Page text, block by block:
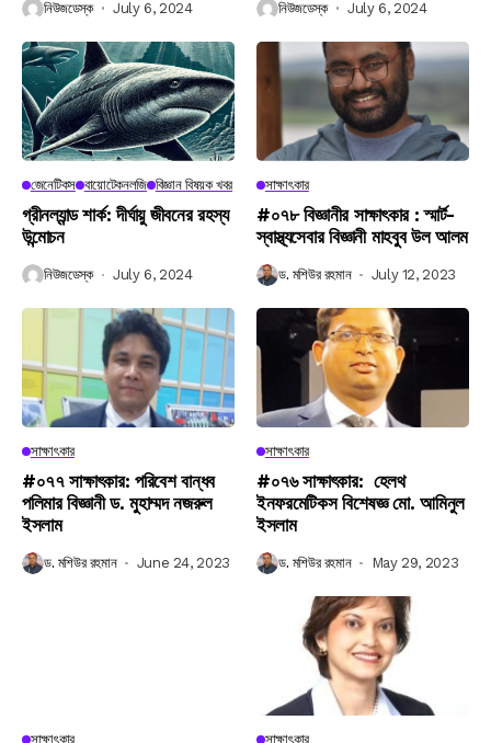
নিউজডেস্ক July 6, 2024 নিউজডেস্ক July 6, 2024
জেনেটিকস বায়োটেকনলজি বিজ্ঞান বিষয়ক খবর
গ্রীনল্যান্ড শার্ক: দীর্ঘায়ু জীবনের রহস্য
উন্মোচন
নিউজডেস্ক July 6, 2024
সাক্ষাৎকার
#০৭৮ বিজ্ঞানীর সাক্ষাৎকার : স্মার্ট-
স্বাস্থ্যসেবার বিজ্ঞানী মাহবুব উল আলম
ড. মশিউর রহমান July 12, 2023
সাক্ষাৎকার
#০৭৭ সাক্ষাৎকার: পরিবেশ বান্ধব
পলিমার বিজ্ঞানী ড. মুহাম্মদ নজরুল
ইসলাম
ড. মশিউর রহমান June 24, 2023
সাক্ষাৎকার
#০৭৬ সাক্ষাৎকার: হেলথ
ইনফরমেটিকস বিশেষজ্ঞ মো. আমিনুল
ইসলাম
ড. মশিউর রহমান May 29, 2023
সাক্ষাৎকার সাক্ষাৎকার